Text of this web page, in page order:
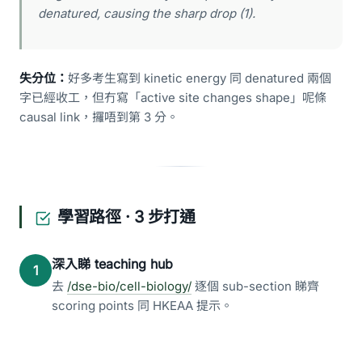
denatured, causing the sharp drop (1).
失分位： 好多考生寫到 kinetic energy 同 denatured 兩個
字已經收工，但冇寫「active site changes shape」呢條
causal link，攞唔到第 3 分。
學習路徑 · 3 步打通
1 深入睇 teaching hub
去 /dse-bio/cell-biology/ 逐個 sub-section 睇齊
scoring points 同 HKEAA 提示。